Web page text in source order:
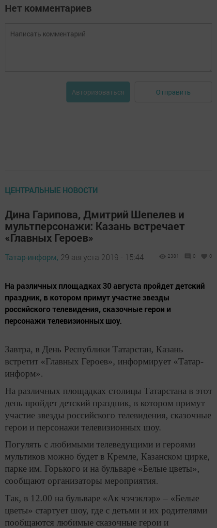
Нет комментариев
Авторизоваться Отправить
ЦЕНТРАЛЬНЫЕ НОВОСТИ
Дина Гарипова, Дмитрий Шепелев и
мультперсонажи: Казань встречает
«Главных Героев»
Татар-информ, 29 августа 2019 - 15:44 2381 0 0
На различных площадках 30 августа пройдет детский
праздник, в котором примут участие звезды
российского телевидения, сказочные герои и
персонажи телевизионных шоу.
Завтра, в День Республики Татарстан, Казань
встретит «Главных Героев», информирует «Татар-
информ».
На различных площадках столицы Татарстана в этот
день пройдет детский праздник, в котором примут
участие звезды российского телевидения, сказочные
герои и персонажи телевизионных шоу.
Погулять с любимыми телеведущими и героями
мультиков можно будет в Кремле, Казанском цирке,
парке им. Горького и на бульваре «Белые цветы»,
сообщают организаторы мероприятия.
Так, в 12.00 на бульваре «Ак чэчэклэр» – «Белые
цветы» стартует шоу, где с детьми и их родителями
пообщаются любимые сказочные герои и